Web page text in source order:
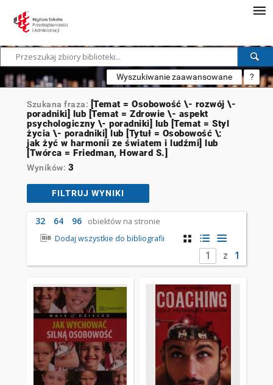
Wyszukiwanie zaawansowane ?
Szukana fraza: [Temat = Osobowość \- rozwój \-
poradniki] lub [Temat = Zdrowie \- aspekt
psychologiczny \- poradniki] lub [Temat = Styl
życia \- poradniki] lub [Tytuł = Osobowość \:
jak żyć w harmonii ze światem i ludźmi] lub
[Twórca = Friedman, Howard S.]
Wyników: 3
FILTRUJ WYNIKI
32 64 96
obiektów na stronie
Dodaj wszystkie do bibliografii
z 1